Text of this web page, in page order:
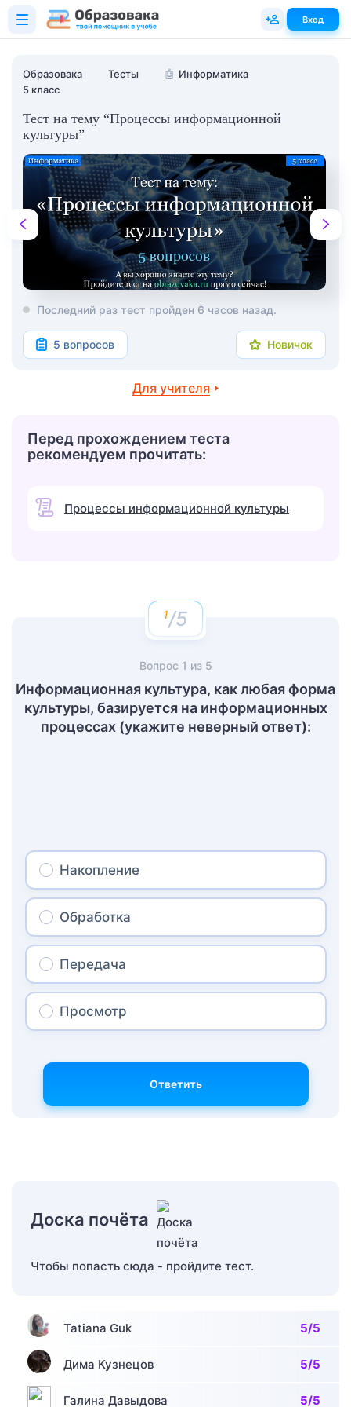
Образовака Тесты 🤖 Информатика
5 класс
Тест на тему “Процессы информационной
культуры”
Последний раз тест пройден 6 часов назад.
5 вопросов Новичок
Для учителя
Перед прохождением теста
рекомендуем прочитать:
Процессы информационной культуры
/5
Вопрос 1 из 5
Информационная культура, как любая форма
культуры, базируется на информационных
процессах (укажите неверный ответ):
Накопление
Обработка
Передача
Просмотр
Ответить
Доска почёта
Чтобы попасть сюда - пройдите тест.
Tatiana Guk 5/5
Дима Кузнецов 5/5
Галина Давыдова 5/5
Вход